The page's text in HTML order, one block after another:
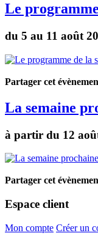
Le
du 5 au 11 août
Partager cet
La semaine
à partir du 12
Partager cet
Espace client
Mon compte Créer un